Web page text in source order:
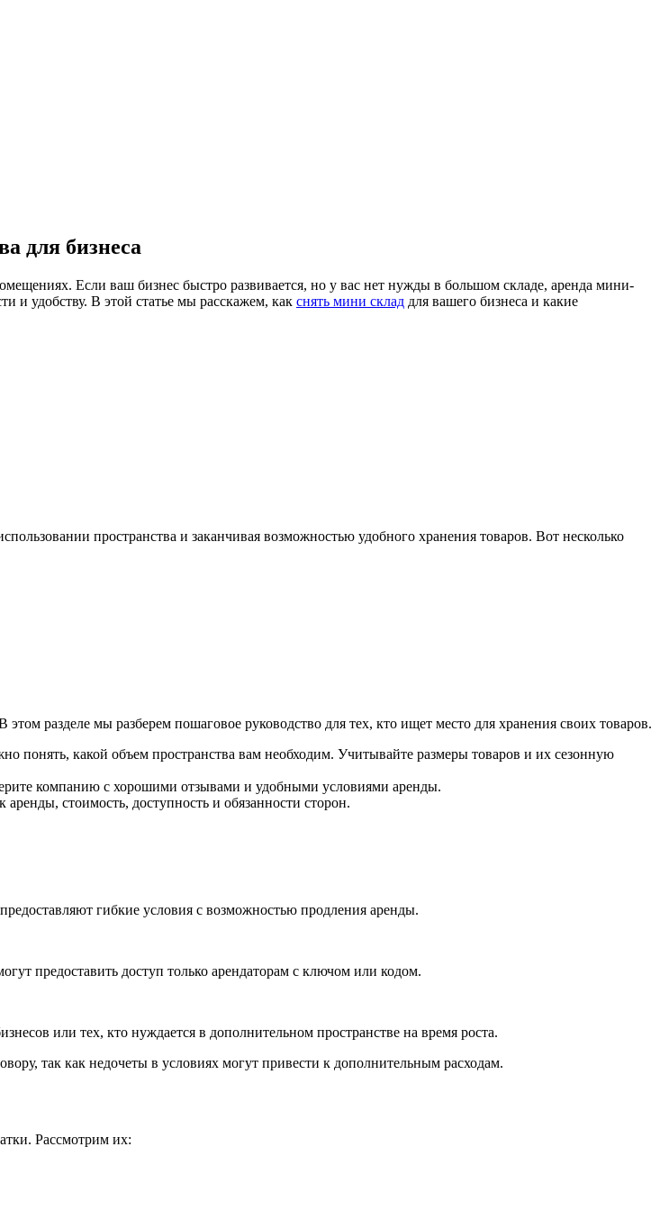
для бизнеса
Если ваш бизнес быстро развивается, но у вас нет нужды в большом складе, аренда мини-
и удобству. В этой статье мы расскажем, как снять мини склад для вашего бизнеса и какие
пространства и заканчивая возможностью удобного хранения товаров. Вот несколько
разделе мы разберем пошаговое руководство для тех, кто ищет место для хранения своих товаров.
понять, какой объем пространства вам необходим. Учитывайте размеры товаров и их сезонную
компанию с хорошими отзывами и удобными условиями аренды.
стоимость, доступность и обязанности сторон.
гибкие условия с возможностью продления аренды.
предоставить доступ только арендаторам с ключом или кодом.
или тех, кто нуждается в дополнительном пространстве на время роста.
так как недочеты в условиях могут привести к дополнительным расходам.
Рассмотрим их: